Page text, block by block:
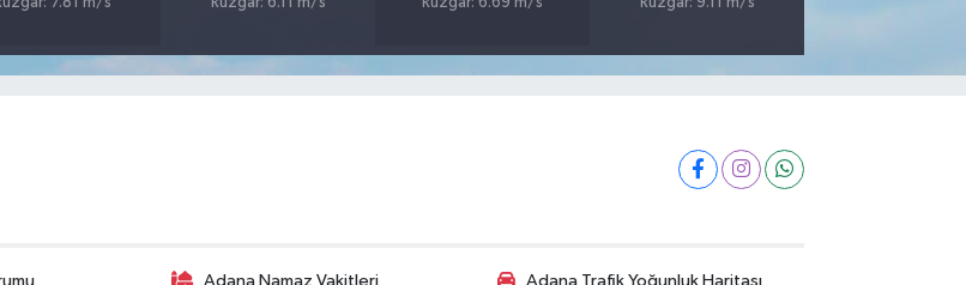
7.81 m/s
Rüzgar: 6.11 m/s
Rüzgar: 6.69 m/s
Rüzgar: 9.11 m/s
Adana Namaz Vakitleri Adana Trafik Yoğunluk Haritası